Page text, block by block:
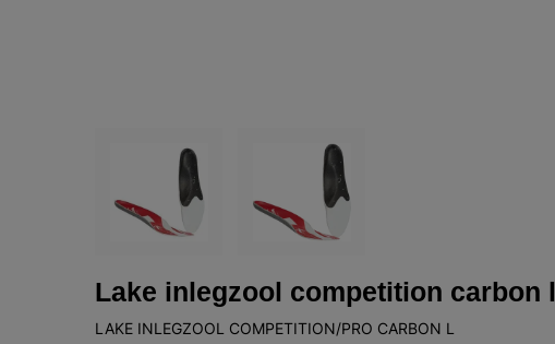
Lake inlegzool competition carbon l
LAKE INLEGZOOL COMPETITION/PRO CARBON L